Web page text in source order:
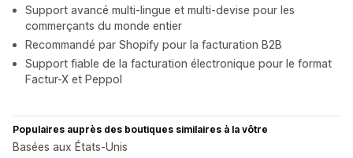
Support avancé multi-lingue et multi-devise pour les
commerçants du monde entier
Recommandé par Shopify pour la facturation B2B
Support fiable de la facturation électronique pour le format
Factur-X et Peppol
Populaires auprès des boutiques similaires à la vôtre
Basées aux États-Unis